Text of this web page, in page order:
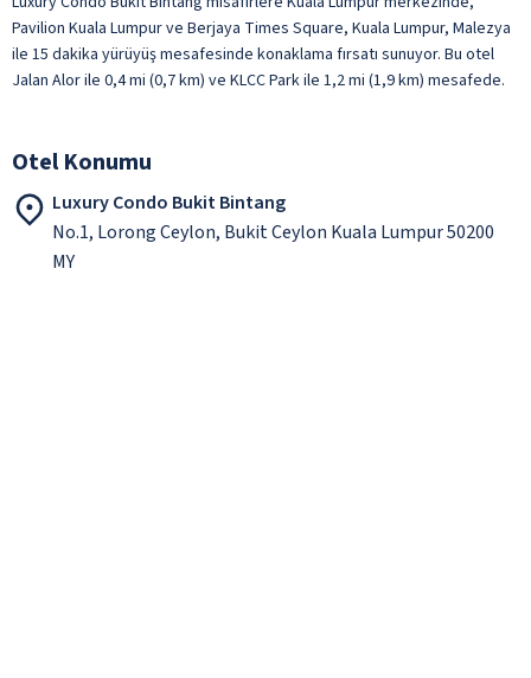
Pavilion Kuala Lumpur ve Berjaya Times Square, Kuala Lumpur, Malezya
ile 15 dakika yürüyüş mesafesinde konaklama fırsatı sunuyor. Bu otel
Jalan Alor ile 0,4 mi (0,7 km) ve KLCC Park ile 1,2 mi (1,9 km) mesafede.
Otel Konumu
Luxury Condo Bukit Bintang
No.1, Lorong Ceylon, Bukit Ceylon Kuala Lumpur 50200
MY